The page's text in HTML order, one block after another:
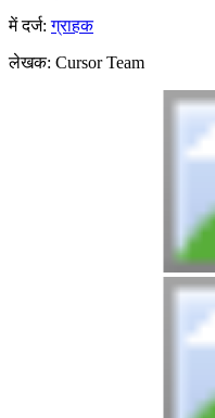
में दर्ज: ग्राहक
लेखक: Cursor Team